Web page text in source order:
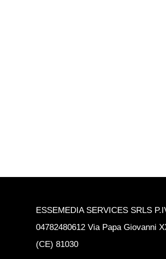
ESSEMEDIA SERVICES SRLS
04782480612 Via Papa Giovanni
(CE) 81030